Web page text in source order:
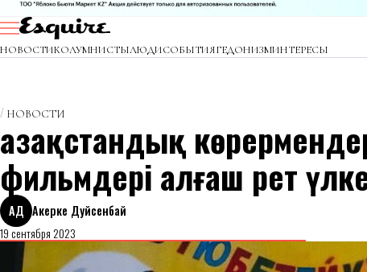
НОВОСТИКОЛУМНИСТЫЛЮДИСОБЫТИЯГЕДОНИЗМИНТЕРЕСЫ
НОВОСТИ
Қазақстандық
фильмдері алғаш рет
АД Акерке Дуйсенбай
19 сентября 2023